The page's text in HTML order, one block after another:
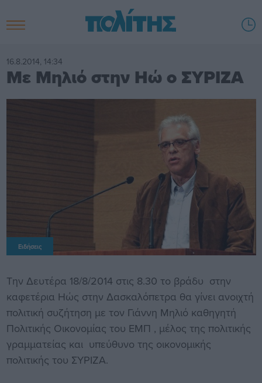
16.8.2014, 14:34
Με Μηλιό στην Ηώ ο ΣΥΡΙΖΑ
Ειδήσεις
Την Δευτέρα 18/8/2014 στις 8.30 το βράδυ στην
καφετέρια Ηώς στην Δασκαλόπετρα θα γίνει ανοιχτή
πολιτική συζήτηση με τον Γιάννη Μηλιό καθηγητή
Πολιτικής Οικονομίας του ΕΜΠ , μέλος της πολιτικής
γραμματείας και υπεύθυνο της οικονομικής
πολιτικής του ΣΥΡΙΖΑ​.